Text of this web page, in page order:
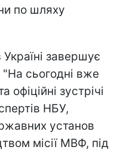
по шляху
завершує
сьогодні вже
офіційні зустрічі
НБУ,
установ
місії МВФ, під